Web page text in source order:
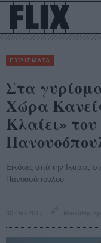
ΓΥΡΙΣΜΑΤΑ
Στα
Χώρα
Κλαίει»
Εικόνες από την Ικαρία,
Πανουσόπουλου.
30 Οκτ 2017 Μανώλης